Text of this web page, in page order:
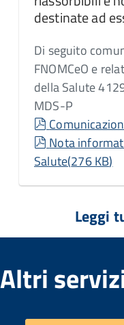
destinate ad
Di seguito
FNOMCeO e
della Salute
MDS-P
pdf
pdf
Nota
Salute(276 KB)
Leggi
Altri